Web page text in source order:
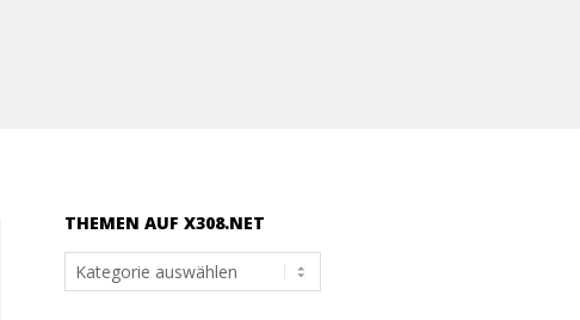
THEMEN AUF X308.NET
Themen
auf